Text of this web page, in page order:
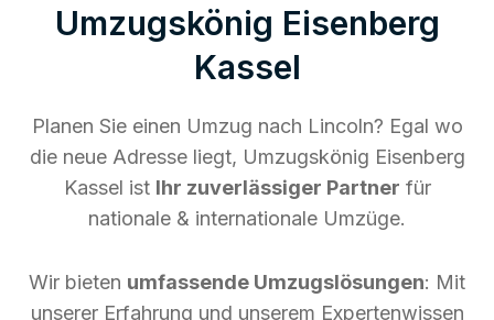
Umzugskönig Eisenberg
Kassel
Planen Sie einen Umzug nach Lincoln? Egal wo
die neue Adresse liegt, Umzugskönig Eisenberg
Kassel ist Ihr zuverlässiger Partner für
nationale & internationale Umzüge.
Wir bieten umfassende Umzugslösungen: Mit
unserer Erfahrung und unserem Expertenwissen